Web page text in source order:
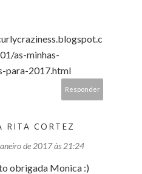
as-minhas-
para-2017.html
Responder
RITA CORTEZ
de 2017 às 21:24
obrigada Monica :)